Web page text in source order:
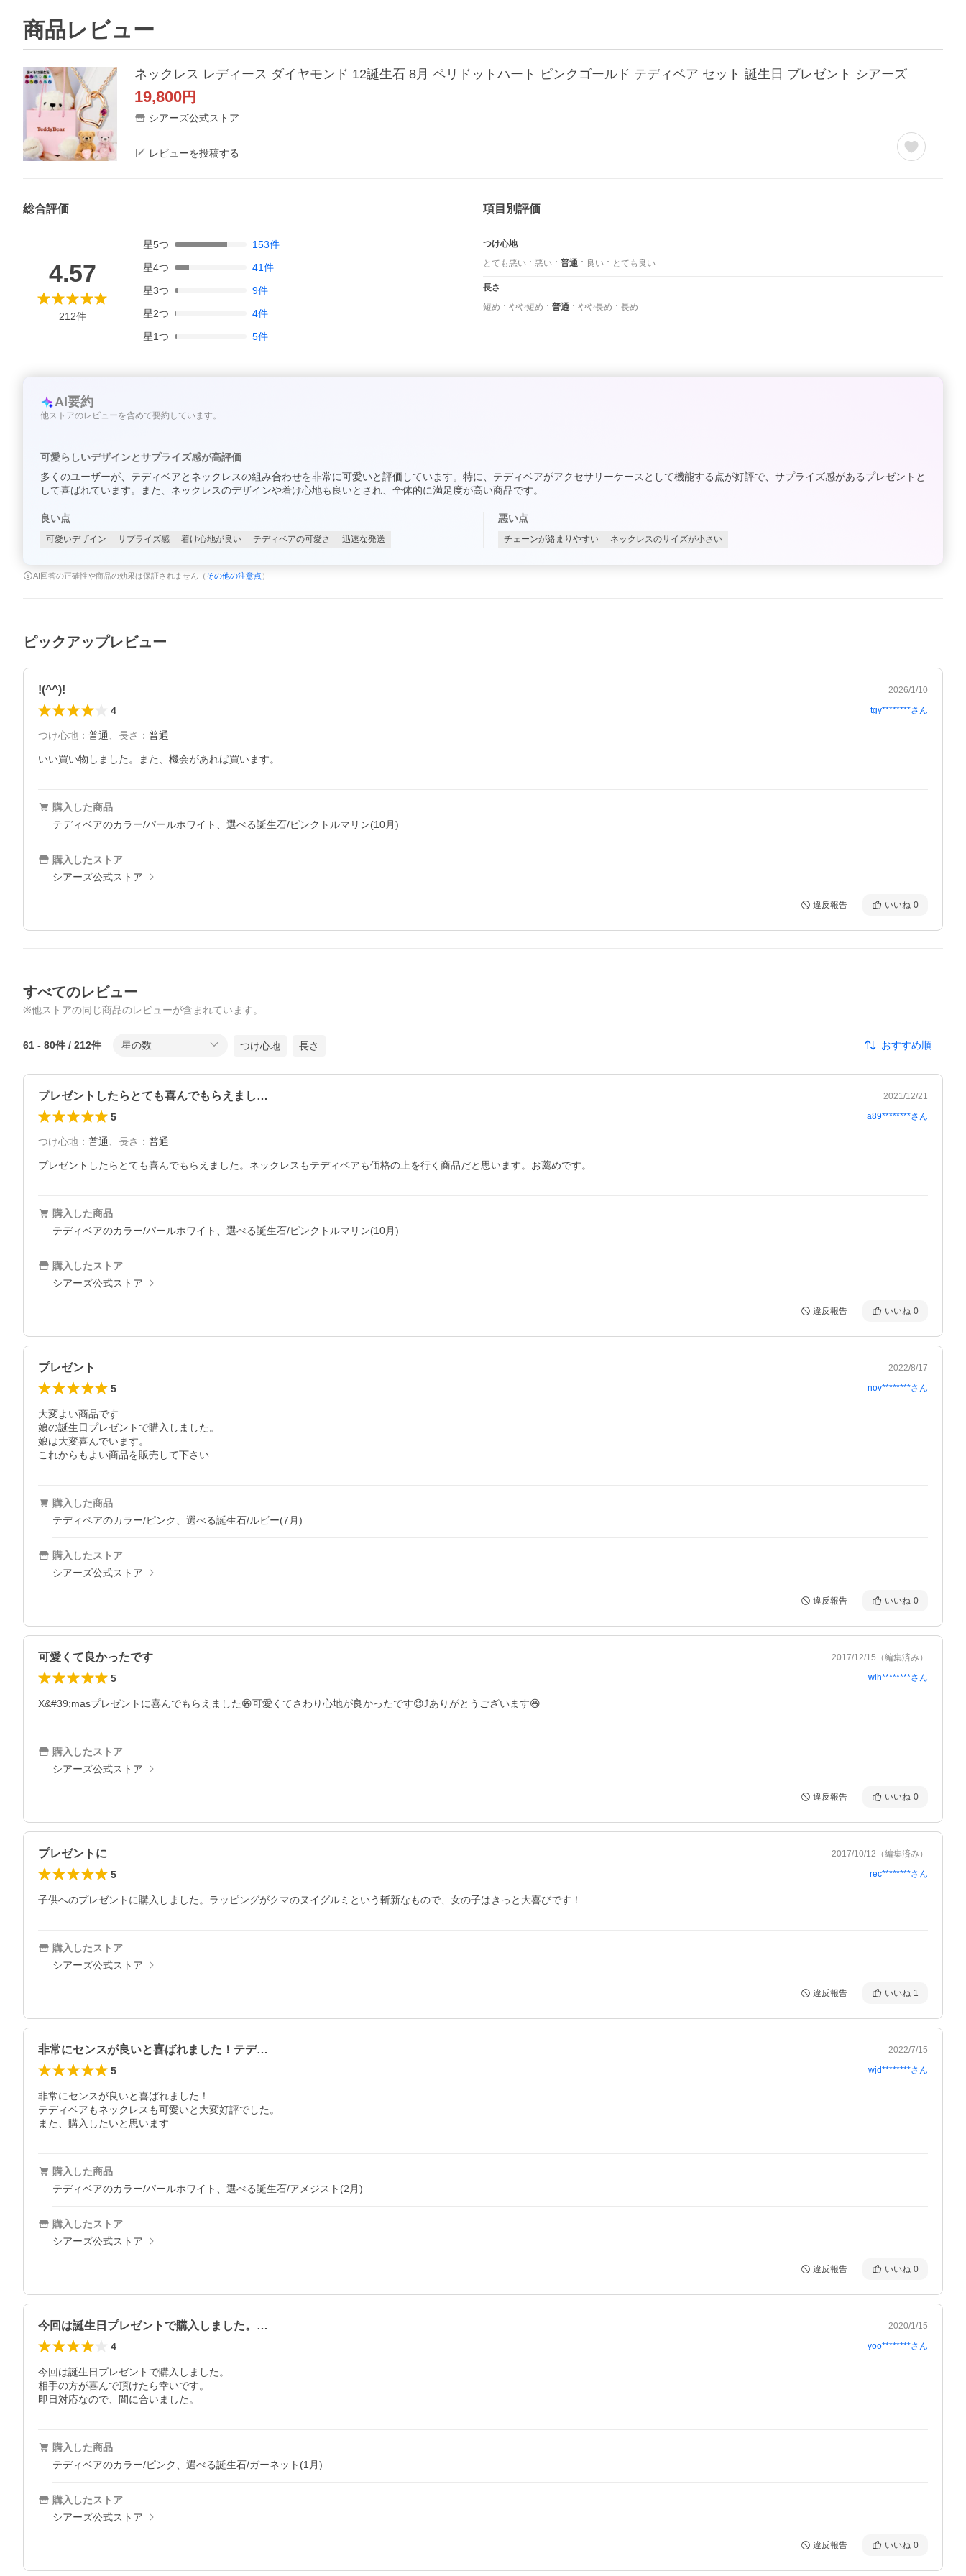
商品レビュー
ネックレス レディース ダイヤモンド 12誕生石 8月 ペリドットハート ピンクゴールド テディベア セット 誕生日 プレゼント シアーズ
19,800円
シアーズ公式ストア
レビューを投稿する
総合評価
4.57
212件
星5つ 153件
星4つ 41件
星3つ 9件
星2つ 4件
星1つ 5件
項目別評価
つけ心地
とても悪い
悪い 普通 良い とても良い
長さ
短め
やや短め 普通 やや長め 長め
AI要約
他ストアのレビューを含めて要約しています。
可愛らしいデザインとサプライズ感が高評価
多くのユーザーが、テディベアとネックレスの組み合わせを非常に可愛いと評価しています。特に、テディベアがアクセサリーケースとして機能する点が好評で、サプライズ感があるプレゼントと
して喜ばれています。また、ネックレスのデザインや着け心地も良いとされ、全体的に満足度が高い商品です。
良い点
可愛いデザイン サプライズ感 着け心地が良い テディベアの可愛さ 迅速な発送
悪い点
チェーンが絡まりやすい ネックレスのサイズが小さい
AI回答の正確性や商品の効果は保証されません（ その他の注意点 ）
ピックアップレビュー
!(^^)! 2026/1/10
4 tgy********さん
つけ心地 ： 普通 長さ ： 普通
いい買い物しました。また、機会があれば買います。
購入した商品
テディベアのカラー/パールホワイト、選べる誕生石/ピンクトルマリン(10月)
購入したストア
シアーズ公式ストア
違反報告 いいね 0
すべてのレビュー
※他ストアの同じ商品のレビューが含まれています。
61 - 80件 / 212件 星の数 つけ心地 長さ おすすめ順
プレゼントしたらとても喜んでもらえまし… 2021/12/21
5 a89********さん
つけ心地 ： 普通 、 長さ ： 普通
プレゼントしたらとても喜んでもらえました。ネックレスもテディベアも価格の上を行く商品だと思います。お薦めです。
購入した商品
テディベアのカラー/パールホワイト、選べる誕生石/ピンクトルマリン(10月)
購入したストア
シアーズ公式ストア
違反報告 いいね 0
プレゼント 2022/8/17
5 nov********さん
大変よい商品です
娘の誕生日プレゼントで購入しました。
娘は大変喜んでいます。
これからもよい商品を販売して下さい
購入した商品
テディベアのカラー/ピンク、選べる誕生石/ルビー(7月)
購入したストア
シアーズ公式ストア
違反報告 いいね 0
可愛くて良かったです 2017/12/15 （編集済み）
5 wlh********さん
X&#39;masプレゼントに喜んでもらえました😁可愛くてさわり心地が良かったです😊⤴ありがとうございます😆
購入したストア
シアーズ公式ストア
違反報告 いいね 0
プレゼントに 2017/10/12 （編集済み）
5 rec********さん
子供へのプレゼントに購入しました。ラッピングがクマのヌイグルミという斬新なもので、女の子はきっと大喜びです！
購入したストア
シアーズ公式ストア
違反報告 いいね 1
非常にセンスが良いと喜ばれました！テデ… 2022/7/15
5 wjd********さん
非常にセンスが良いと喜ばれました！
テディベアもネックレスも可愛いと大変好評でした。
また、購入したいと思います
購入した商品
テディベアのカラー/パールホワイト、選べる誕生石/アメジスト(2月)
購入したストア
シアーズ公式ストア
違反報告 いいね 0
今回は誕生日プレゼントで購入しました。… 2020/1/15
4 yoo********さん
今回は誕生日プレゼントで購入しました。
相手の方が喜んで頂けたら幸いです。
即日対応なので、間に合いました。
購入した商品
テディベアのカラー/ピンク、選べる誕生石/ガーネット(1月)
購入したストア
シアーズ公式ストア
違反報告 いいね 0